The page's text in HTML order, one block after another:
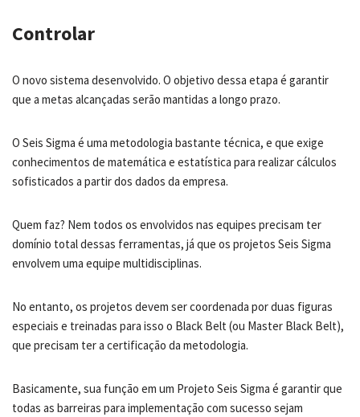
Controlar
O novo sistema desenvolvido. O objetivo dessa etapa é garantir
que a metas alcançadas serão mantidas a longo prazo.
O Seis Sigma é uma metodologia bastante técnica, e que exige
conhecimentos de matemática e estatística para realizar cálculos
sofisticados a partir dos dados da empresa.
Quem faz? Nem todos os envolvidos nas equipes precisam ter
domínio total dessas ferramentas, já que os projetos Seis Sigma
envolvem uma equipe multidisciplinas.
No entanto, os projetos devem ser coordenada por duas figuras
especiais e treinadas para isso o Black Belt (ou Master Black Belt),
que precisam ter a certificação da metodologia.
Basicamente, sua função em um Projeto Seis Sigma é garantir que
todas as barreiras para implementação com sucesso sejam